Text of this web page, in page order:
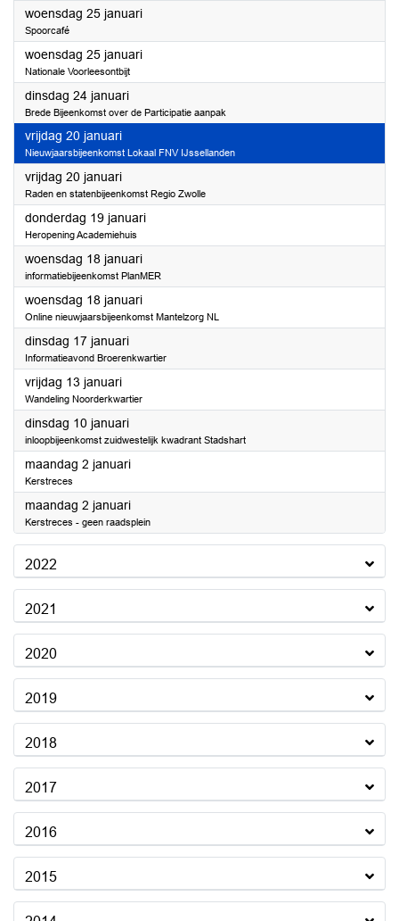
woensdag 25 januari2023
Spoorcafé
woensdag 25 januari2023
Nationale Voorleesontbijt
dinsdag 24 januari2023
Brede Bijeenkomst over de Participatie aanpak
vrijdag 20 januari2023
Nieuwjaarsbijeenkomst Lokaal FNV IJssellanden
vrijdag 20 januari2023
Raden en statenbijeenkomst Regio Zwolle
donderdag 19 januari2023
Heropening Academiehuis
woensdag 18 januari2023
informatiebijeenkomst PlanMER
woensdag 18 januari2023
Online nieuwjaarsbijeenkomst Mantelzorg NL
dinsdag 17 januari2023
Informatieavond Broerenkwartier
vrijdag 13 januari2023
Wandeling Noorderkwartier
dinsdag 10 januari2023
inloopbijeenkomst zuidwestelijk kwadrant Stadshart
maandag 2 januari2023
Kerstreces
maandag 2 januari2023
Kerstreces - geen raadsplein
2022
2021
2020
2019
2018
2017
2016
2015